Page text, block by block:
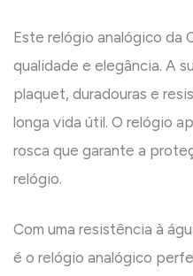
Este relógio analógico da
qualidade e elegância. A
plaquet, duradouras e
longa vida útil. O relógio
rosca que garante a
relógio.
Com uma resistência à
é o relógio analógico